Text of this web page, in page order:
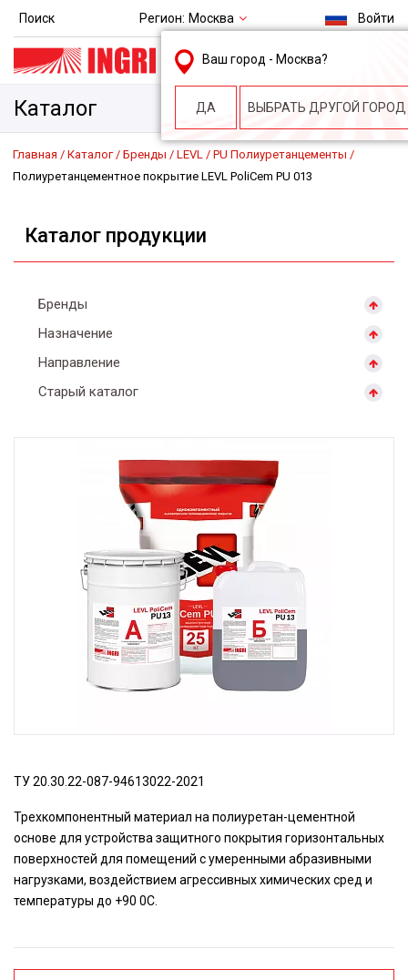
Поиск Регион: Москва
Ваш город - Москва?
ДА ВЫБРАТЬ ДРУГОЙ ГОРОД
Войти
msk@ingri.ru
пн. – пт.: 9.00-18.00
Каталог
Главная Каталог Бренды LEVL
PU Полиуретанцементы
Полиуретанцементное покрытие LEVL PoliCem PU 013
Каталог продукции
Бренды
Назначение
Направление
Старый каталог
ТУ 20.30.22-087-94613022-2021
Трехкомпонентный материал на полиуретан-цементной
основе для устройства защитного покрытия горизонтальных
поверхностей для помещений с умеренными абразивными
нагрузками, воздействием агрессивных химических сред и
температуры до +90 0С.